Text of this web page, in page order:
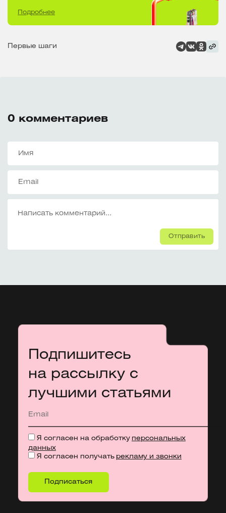
Подробнее
Первые шаги
0 комментариев
Отправить
Подпишитесь
на рассылку с
лучшими статьями
Я согласен на обработку персональных
данных
Я согласен получать рекламу и звонки